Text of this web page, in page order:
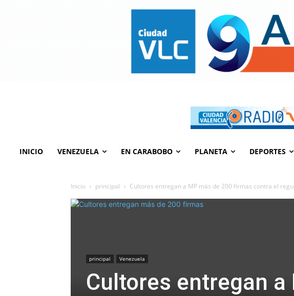
INICIO VENEZUELA EN CARABOBO PLANETA DEPORTES
Inicio principal Cultores entregan a MP más de 200 firmas contra el
principal Venezuela
Cultores entregan a